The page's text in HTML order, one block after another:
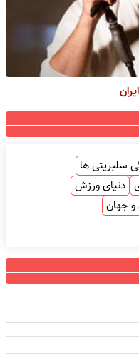
سلبریتی ها
دنیای ورزش
و جهان